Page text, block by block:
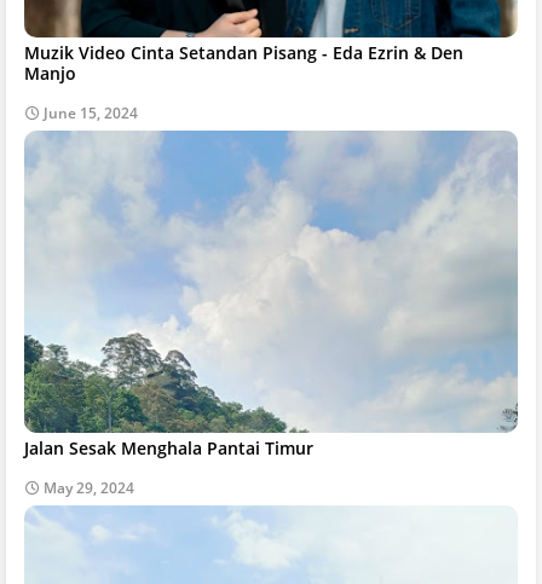
Muzik Video Cinta Setandan Pisang - Eda Ezrin & Den
Manjo
June 15, 2024
Jalan Sesak Menghala Pantai Timur
May 29, 2024